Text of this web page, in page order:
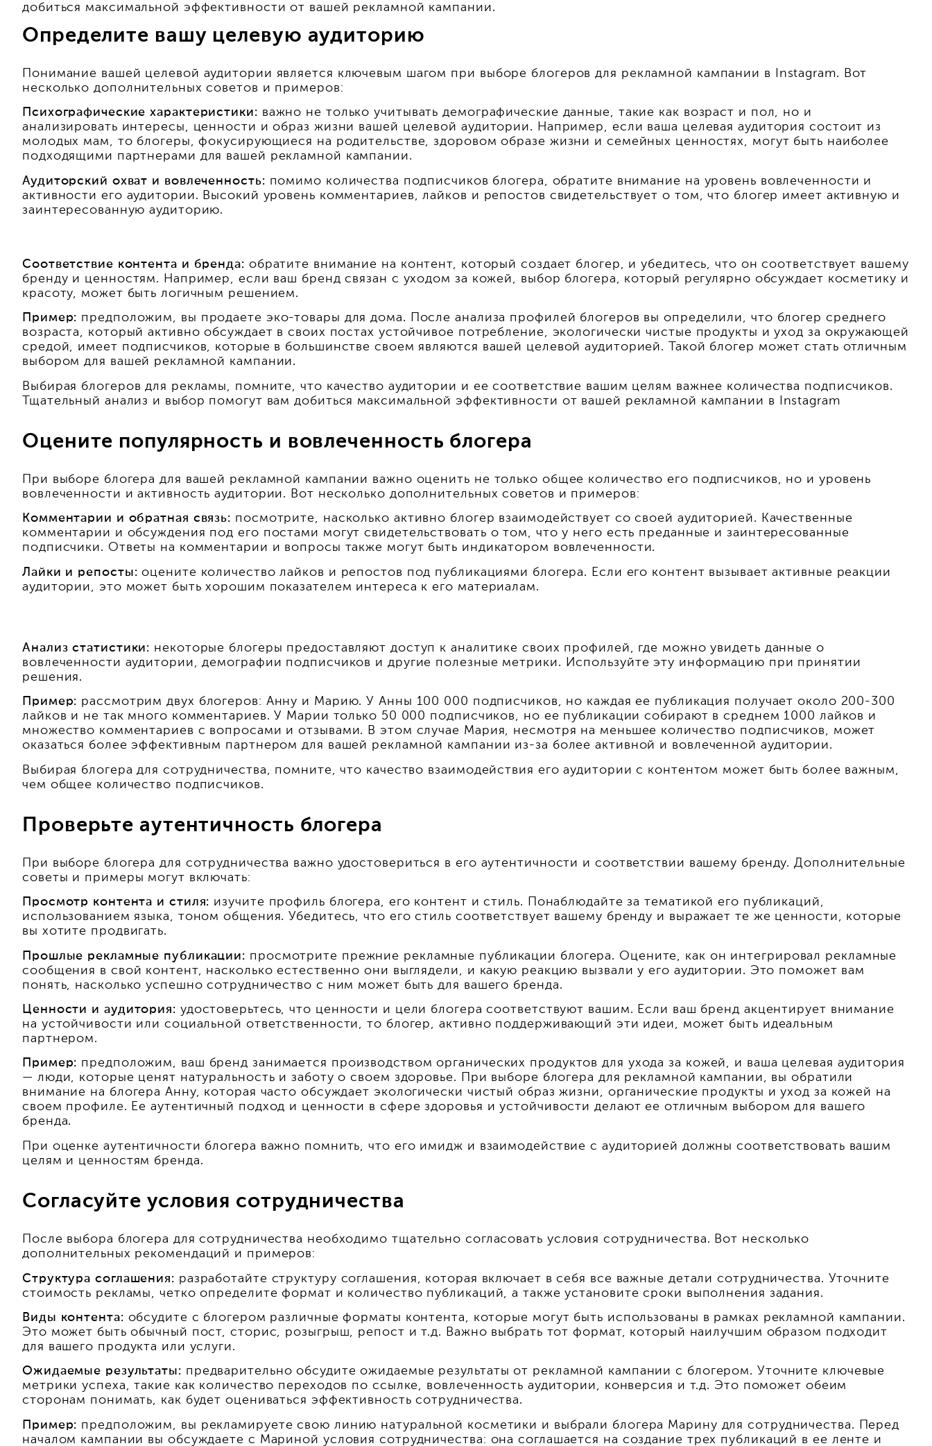
добиться максимальной эффективности от вашей рекламной кампании.
Определите вашу целевую аудиторию
Понимание вашей целевой аудитории является ключевым шагом при выборе блогеров для рекламной кампании в Instagram. Вот
несколько дополнительных советов и примеров:
Психографические характеристики: важно не только учитывать демографические данные, такие как возраст и пол, но и
анализировать интересы, ценности и образ жизни вашей целевой аудитории. Например, если ваша целевая аудитория состоит из
молодых мам, то блогеры, фокусирующиеся на родительстве, здоровом образе жизни и семейных ценностях, могут быть наиболее
подходящими партнерами для вашей рекламной кампании.
Аудиторский охват и вовлеченность: помимо количества подписчиков блогера, обратите внимание на уровень вовлеченности и
активности его аудитории. Высокий уровень комментариев, лайков и репостов свидетельствует о том, что блогер имеет активную и
заинтересованную аудиторию.
Соответствие контента и бренда: обратите внимание на контент, который создает блогер, и убедитесь, что он соответствует вашему
бренду и ценностям. Например, если ваш бренд связан с уходом за кожей, выбор блогера, который регулярно обсуждает косметику и
красоту, может быть логичным решением.
Пример: предположим, вы продаете эко-товары для дома. После анализа профилей блогеров вы определили, что блогер среднего
возраста, который активно обсуждает в своих постах устойчивое потребление, экологически чистые продукты и уход за окружающей
средой, имеет подписчиков, которые в большинстве своем являются вашей целевой аудиторией. Такой блогер может стать отличным
выбором для вашей рекламной кампании.
Выбирая блогеров для рекламы, помните, что качество аудитории и ее соответствие вашим целям важнее количества подписчиков.
Тщательный анализ и выбор помогут вам добиться максимальной эффективности от вашей рекламной кампании в Instagram
Оцените популярность и вовлеченность блогера
При выборе блогера для вашей рекламной кампании важно оценить не только общее количество его подписчиков, но и уровень
вовлеченности и активность аудитории. Вот несколько дополнительных советов и примеров:
Комментарии и обратная связь: посмотрите, насколько активно блогер взаимодействует со своей аудиторией. Качественные
комментарии и обсуждения под его постами могут свидетельствовать о том, что у него есть преданные и заинтересованные
подписчики. Ответы на комментарии и вопросы также могут быть индикатором вовлеченности.
Лайки и репосты: оцените количество лайков и репостов под публикациями блогера. Если его контент вызывает активные реакции
аудитории, это может быть хорошим показателем интереса к его материалам.
Анализ статистики: некоторые блогеры предоставляют доступ к аналитике своих профилей, где можно увидеть данные о
вовлеченности аудитории, демографии подписчиков и другие полезные метрики. Используйте эту информацию при принятии
решения.
Пример: рассмотрим двух блогеров: Анну и Марию. У Анны 100 000 подписчиков, но каждая ее публикация получает около 200-300
лайков и не так много комментариев. У Марии только 50 000 подписчиков, но ее публикации собирают в среднем 1000 лайков и
множество комментариев с вопросами и отзывами. В этом случае Мария, несмотря на меньшее количество подписчиков, может
оказаться более эффективным партнером для вашей рекламной кампании из-за более активной и вовлеченной аудитории.
Выбирая блогера для сотрудничества, помните, что качество взаимодействия его аудитории с контентом может быть более важным,
чем общее количество подписчиков.
Проверьте аутентичность блогера
При выборе блогера для сотрудничества важно удостовериться в его аутентичности и соответствии вашему бренду. Дополнительные
советы и примеры могут включать:
Просмотр контента и стиля: изучите профиль блогера, его контент и стиль. Понаблюдайте за тематикой его публикаций,
использованием языка, тоном общения. Убедитесь, что его стиль соответствует вашему бренду и выражает те же ценности, которые
вы хотите продвигать.
Прошлые рекламные публикации: просмотрите прежние рекламные публикации блогера. Оцените, как он интегрировал рекламные
сообщения в свой контент, насколько естественно они выглядели, и какую реакцию вызвали у его аудитории. Это поможет вам
понять, насколько успешно сотрудничество с ним может быть для вашего бренда.
Ценности и аудитория: удостоверьтесь, что ценности и цели блогера соответствуют вашим. Если ваш бренд акцентирует внимание
на устойчивости или социальной ответственности, то блогер, активно поддерживающий эти идеи, может быть идеальным
партнером.
Пример: предположим, ваш бренд занимается производством органических продуктов для ухода за кожей, и ваша целевая аудитория
— люди, которые ценят натуральность и заботу о своем здоровье. При выборе блогера для рекламной кампании, вы обратили
внимание на блогера Анну, которая часто обсуждает экологически чистый образ жизни, органические продукты и уход за кожей на
своем профиле. Ее аутентичный подход и ценности в сфере здоровья и устойчивости делают ее отличным выбором для вашего
бренда.
При оценке аутентичности блогера важно помнить, что его имидж и взаимодействие с аудиторией должны соответствовать вашим
целям и ценностям бренда.
Согласуйте условия сотрудничества
После выбора блогера для сотрудничества необходимо тщательно согласовать условия сотрудничества. Вот несколько
дополнительных рекомендаций и примеров:
Структура соглашения: разработайте структуру соглашения, которая включает в себя все важные детали сотрудничества. Уточните
стоимость рекламы, четко определите формат и количество публикаций, а также установите сроки выполнения задания.
Виды контента: обсудите с блогером различные форматы контента, которые могут быть использованы в рамках рекламной кампании.
Это может быть обычный пост, сторис, розыгрыш, репост и т.д. Важно выбрать тот формат, который наилучшим образом подходит
для вашего продукта или услуги.
Ожидаемые результаты: предварительно обсудите ожидаемые результаты от рекламной кампании с блогером. Уточните ключевые
метрики успеха, такие как количество переходов по ссылке, вовлеченность аудитории, конверсия и т.д. Это поможет обеим
сторонам понимать, как будет оцениваться эффективность сотрудничества.
Пример: предположим, вы рекламируете свою линию натуральной косметики и выбрали блогера Марину для сотрудничества. Перед
началом кампании вы обсуждаете с Мариной условия сотрудничества: она соглашается на создание трех публикаций в ее ленте и